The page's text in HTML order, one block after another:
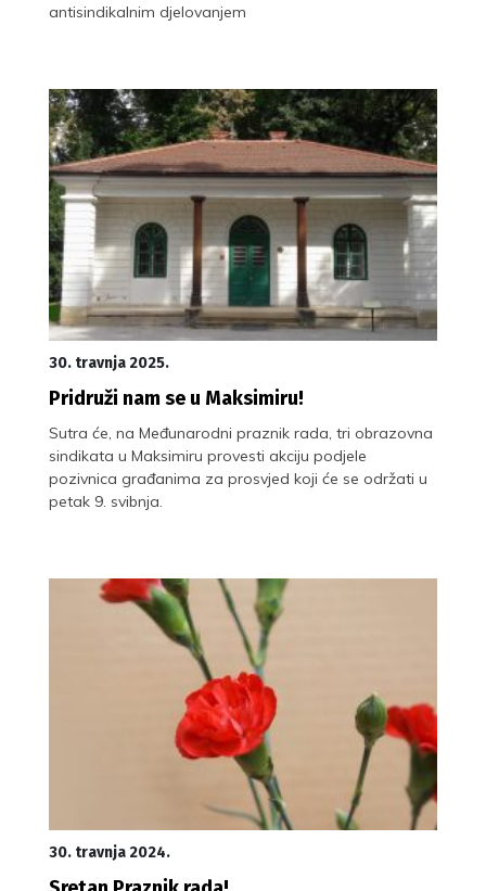
antisindikalnim djelovanjem
30. travnja 2025.
Pridruži nam se u Maksimiru!
Sutra će, na Međunarodni praznik rada, tri obrazovna
sindikata u Maksimiru provesti akciju podjele
pozivnica građanima za prosvjed koji će se održati u
petak 9. svibnja.
30. travnja 2024.